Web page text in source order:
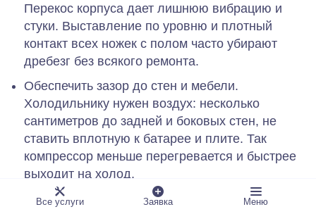
Перекос корпуса дает лишнюю вибрацию и
стуки. Выставление по уровню и плотный
контакт всех ножек с полом часто убирают
дребезг без всякого ремонта.
Обеспечить зазор до стен и мебели.
Холодильнику нужен воздух: несколько
сантиметров до задней и боковых стен, не
ставить вплотную к батарее и плите. Так
компрессор меньше перегревается и быстрее
выходит на холод.
Проверить уплотнитель двери.
Осмотреть
Все услуги Заявка Меню